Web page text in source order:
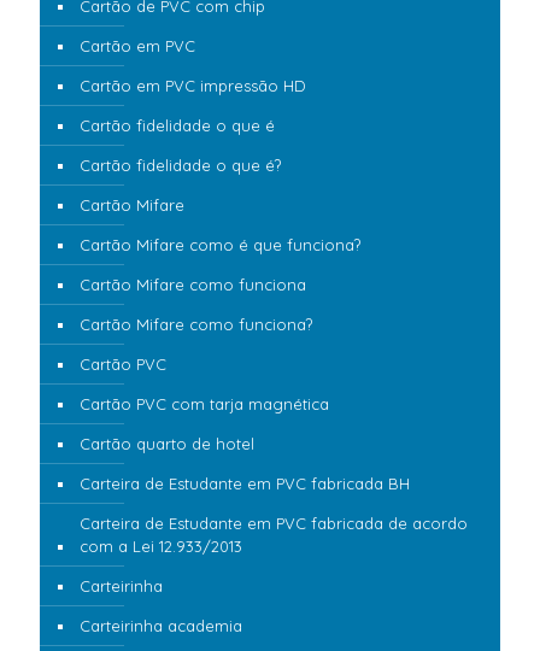
Cartão de PVC com chip
Cartão em PVC
Cartão em PVC impressão HD
Cartão fidelidade o que é
Cartão fidelidade o que é?
Cartão Mifare
Cartão Mifare como é que funciona?
Cartão Mifare como funciona
Cartão Mifare como funciona?
Cartão PVC
Cartão PVC com tarja magnética
Cartão quarto de hotel
Carteira de Estudante em PVC fabricada BH
Carteira de Estudante em PVC fabricada de acordo
com a Lei 12.933/2013
Carteirinha
Carteirinha academia